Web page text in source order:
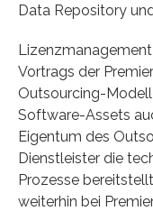
Data Repository
Vortrags der
Outsourcing-
Software-Assets
Eigentum des
Dienstleister die
Prozesse
weiterhin bei